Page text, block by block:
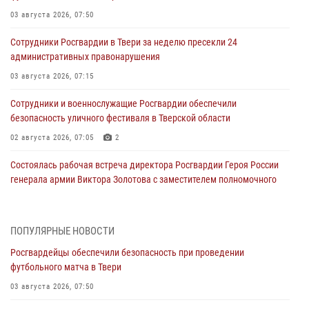
03 августа 2026, 07:50
Сотрудники Росгвардии в Твери за неделю пресекли 24
административных правонарушения
03 августа 2026, 07:15
Сотрудники и военнослужащие Росгвардии обеспечили
безопасность уличного фестиваля в Тверской области
02 августа 2026, 07:05 2
Состоялась рабочая встреча директора Росгвардии Героя России
генерала армии Виктора Золотова с заместителем полномочного
31 июля 2026, 05:42 4
Росгвардейцы в Твери приняли участие в молебне, посвященном
Дню Крещения Руси
28 июля 2026, 11:30
ПОПУЛЯРНЫЕ НОВОСТИ
Росгвардейцы обеспечили безопасность при проведении
футбольного матча в Твери
03 августа 2026, 07:50